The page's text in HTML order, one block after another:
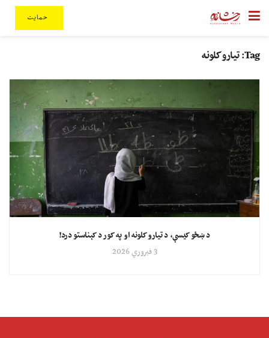
حمایت
Tag: تیارو کلونه
د ښځو کیسې، د تیارو کلونه او په کور د کېناستو درد!
3 فبروري 2026